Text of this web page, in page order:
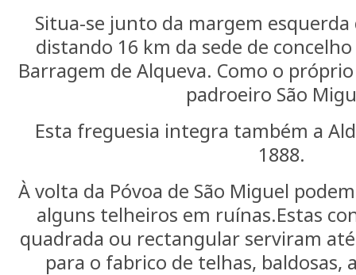
Situa-se junto da margem esquerda
distando 16 km da sede de
Barragem de Alqueva. Como o
padroeiro São
Esta freguesia integra também a
1888.
À volta da Póvoa de São Miguel
alguns telheiros em ruínas.Estas
quadrada ou rectangular serviram
para o fabrico de telhas, baldosas,